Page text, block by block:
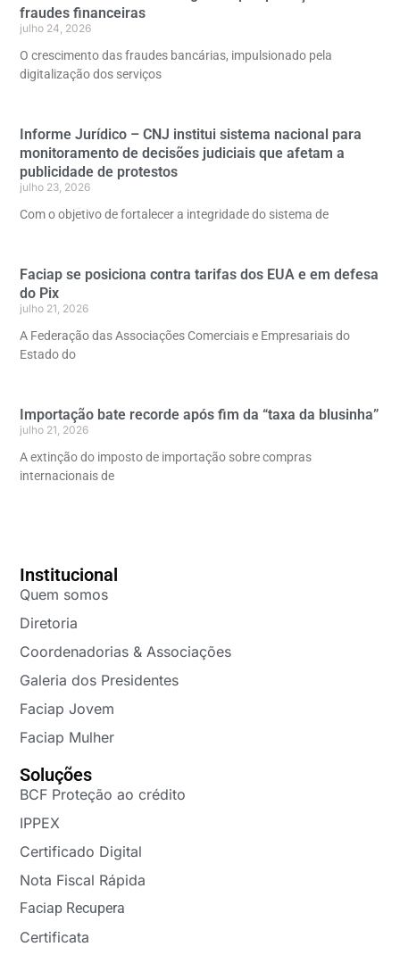
fraudes financeiras
julho 24, 2026
O crescimento das fraudes bancárias, impulsionado pela
digitalização dos serviços
Informe Jurídico – CNJ institui sistema nacional para
monitoramento de decisões judiciais que afetam a
publicidade de protestos
julho 23, 2026
Com o objetivo de fortalecer a integridade do sistema de
Faciap se posiciona contra tarifas dos EUA e em defesa
do Pix
julho 21, 2026
A Federação das Associações Comerciais e Empresariais do
Estado do
Importação bate recorde após fim da “taxa da blusinha”
julho 21, 2026
A extinção do imposto de importação sobre compras
internacionais de
Institucional
Quem somos
Diretoria
Coordenadorias & Associações
Galeria dos Presidentes
Faciap Jovem
Faciap Mulher
Soluções
BCF Proteção ao crédito
IPPEX
Certificado Digital
Nota Fiscal Rápida
Faciap Recupera
Certificata